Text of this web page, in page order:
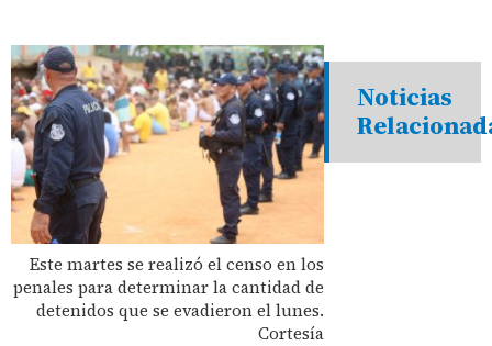
Este martes se realizó el censo en los
penales para determinar la cantidad de
detenidos que se evadieron el lunes.
Cortesía
Noticias